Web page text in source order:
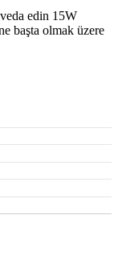
edin 15W
başta olmak üzere